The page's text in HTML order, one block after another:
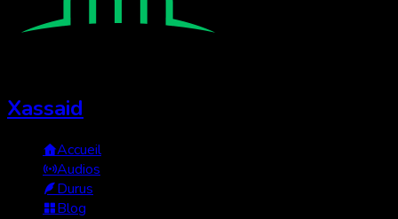
Xassaid
Accueil
Audios
Durus
Blog